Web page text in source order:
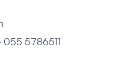
055 5786511